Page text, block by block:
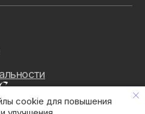
cookie для повышения